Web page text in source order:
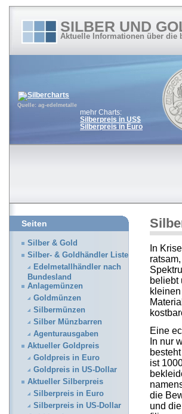
SILBER UND
Aktuelle Informationen über die
Quelle: ag-edelmetalle
mehr Charts:
Silberpreis in US$
Silberpreis in Euro
In
beliebt
Eine
In nur
ist
die
und
Seiten
Silber & Gold
Silber- & Goldhändler Liste
Edelmetallhändler nach
Bundesland
Anlagemünzen
Goldmünzen
Silbermünzen
Silber Münzbarren
Agenturausgaben
Aktueller Goldpreis
Goldpreis in Euro
Goldpreis in US-Dollar
Aktueller Silberpreis
Silberpreis in Euro
Silberpreis in US-Dollar